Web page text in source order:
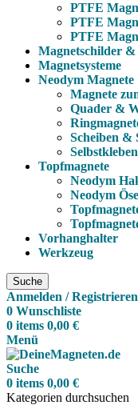
PTFE
PTFE
PTFE
Magnetschilder
Magnetsysteme
Neodym Magnete
Magnete
Quader &
Scheiben &
Topfmagnete
Neodym
Neodym
Vorhanghalter
Werkzeug
Suche
Anmelden / Registrieren
0 Wunschliste
0 items 0,00 €
Menü
Suche
0 items 0,00 €
Kategorien durchsuchen